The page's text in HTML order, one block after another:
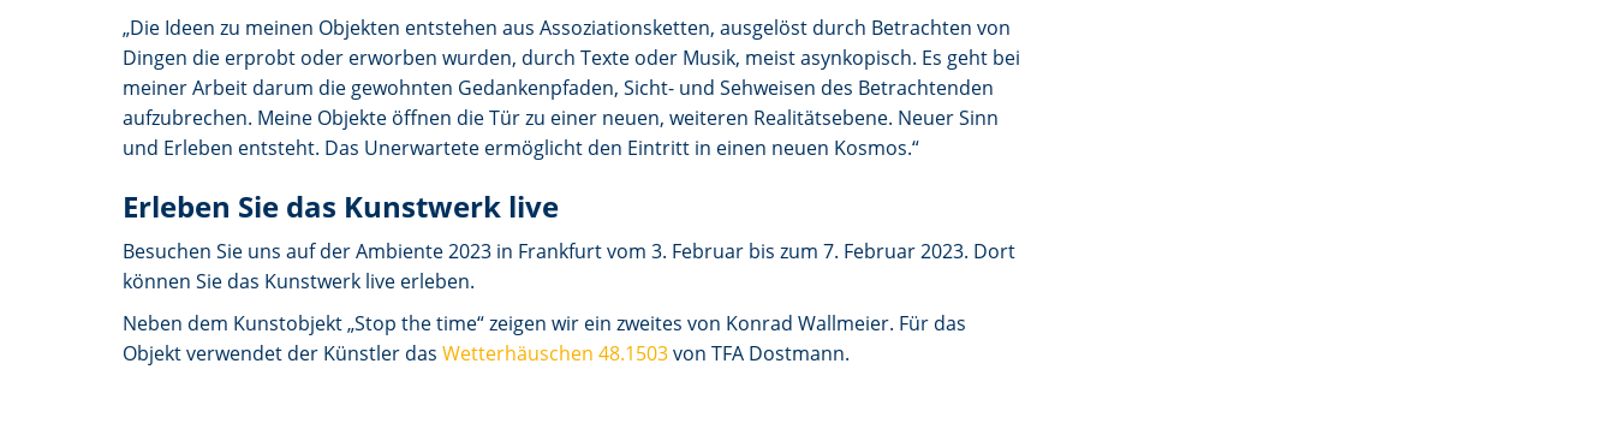
„Die Ideen zu meinen Objekten entstehen aus Assoziationsketten, ausgelöst durch Betrachten von
Dingen die erprobt oder erworben wurden, durch Texte oder Musik, meist asynkopisch. Es geht bei
meiner Arbeit darum die gewohnten Gedankenpfaden, Sicht- und Sehweisen des Betrachtenden
aufzubrechen. Meine Objekte öffnen die Tür zu einer neuen, weiteren Realitätsebene. Neuer Sinn
und Erleben entsteht. Das Unerwartete ermöglicht den Eintritt in einen neuen Kosmos.“
Erleben Sie das Kunstwerk live
Besuchen Sie uns auf der Ambiente 2023 in Frankfurt vom 3. Februar bis zum 7. Februar 2023. Dort
können Sie das Kunstwerk live erleben.
Neben dem Kunstobjekt „Stop the time“ zeigen wir ein zweites von Konrad Wallmeier. Für das
Objekt verwendet der Künstler das Wetterhäuschen 48.1503von TFA Dostmann.